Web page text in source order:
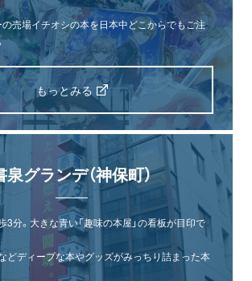
の売場イチオシの本を日本中どこからでもご注
もっとみる
泉グランデ（神保町）
3分。大きな青い「趣味の本屋」の看板が目印で
などディープな本やグッズがみっちり詰まった本